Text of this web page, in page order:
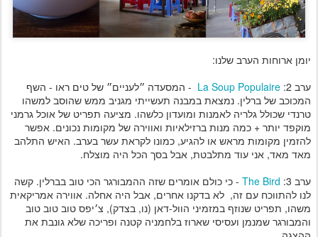
יומן ארוחות הערב שלנו:
ערב 2:
La Soup Populaire - המסעדה ״לעניים״ של טים ראו - השף
המכוכב של ברלין. נמצאת במבנה תעשייתי מגניב ממש שהוסב למשהו
טרנדי שכולל גלריה לאמנות ומועדון כלשהו. מציעה תפריט של אוכל גרמני
מוקפד יותר + כמה מנות ברזילאיות ואווירה של מקומות נכונים. אפשר
להזמין מקומות מראש או להגיע, כמונו לקראת עשר בערב. האיש התלהב
מאד מאד, אני עוד מתלבטת, אבל בסך הכל היה מוצלח.
ערב 3:
The Bird - כי כולם אומרים שזה ההמבורגר הכי טוב בברלין. קשה
לנו להתווכח עם זה, לא בדקנו אחרים, אבל היה אחלה. אווירה אמריקאית
משהו, תפריט שנוזף במזמיני הוול-דאן (נו, בצדק), צ׳יפס טוב טוב טוב
והמבורגר שמנמן ועסיסי שארוז בלחמניה קטנה ופריכה שלא גונבת את